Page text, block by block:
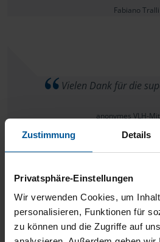
Zustimmung Details
Privatsphäre-Einstellungen
Wir verwenden Cookies, um
personalisieren, Funktionen für
zu können und die Zugriffe auf
Fabiano Tralli
Vielen Dank für die
anonymes VLH-
Sehr nette, unkomplizierte
Auch Abendtermine möglich.